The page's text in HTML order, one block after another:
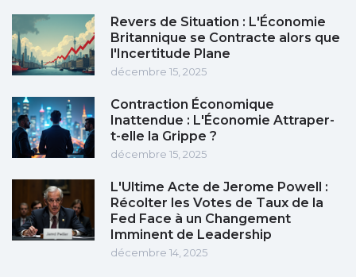
Revers de Situation : L'Économie
Britannique se Contracte alors que
l'Incertitude Plane
décembre 15, 2025
Contraction Économique
Inattendue : L'Économie Attraper-
t-elle la Grippe ?
décembre 15, 2025
L'Ultime Acte de Jerome Powell :
Récolter les Votes de Taux de la
Fed Face à un Changement
Imminent de Leadership
décembre 14, 2025